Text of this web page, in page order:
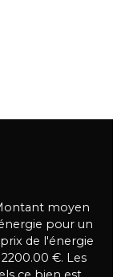
moyen
pour un
de l'énergie
€. Les